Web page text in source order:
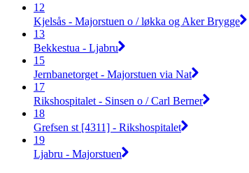
12
Kjelsås - Majorstuen o / løkka og Aker Brygge
13
Bekkestua - Ljabru
15
Jernbanetorget - Majorstuen via Nat
17
Rikshospitalet - Sinsen o / Carl Berner
18
Grefsen st [4311] - Rikshospitalet
19
Ljabru - Majorstuen